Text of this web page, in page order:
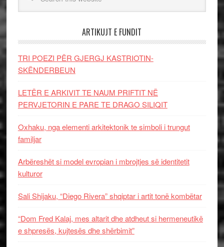
ARTIKUJT E FUNDIT
TRI POEZI PËR GJERGJ KASTRIOTIN-
SKËNDERBEUN
LETËR E ARKIVIT TE NAUM PRIFTIT NË
PERVJETORIN E PARE TE DRAGO SILIQIT
Oxhaku, nga elementi arkitektonik te simboli i trungut
familjar
Arbëreshët si model evropian i mbrojtjes së identitetit
kulturor
Sali Shijaku, “Diego Rivera” shqiptar i artit tonë kombëtar
“Dom Fred Kalaj, mes altarit dhe atdheut si hermeneutikë
e shpresës, kujtesës dhe shërbimit”